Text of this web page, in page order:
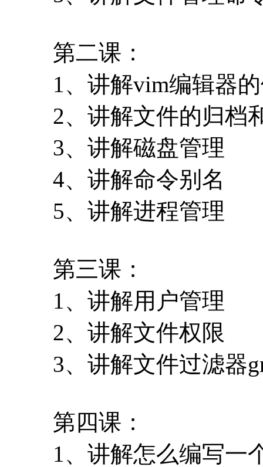
第二课：
1、讲解vim编辑器
2、讲解文件的归档
3、讲解磁盘管理
4、讲解命令别名
5、讲解进程管理
第三课：
1、讲解用户管理
2、讲解文件权限
3、讲解文件过滤器
第四课：
1、讲解怎么编写一